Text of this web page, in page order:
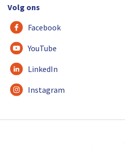
Volg ons
Facebook
YouTube
LinkedIn
Instagram